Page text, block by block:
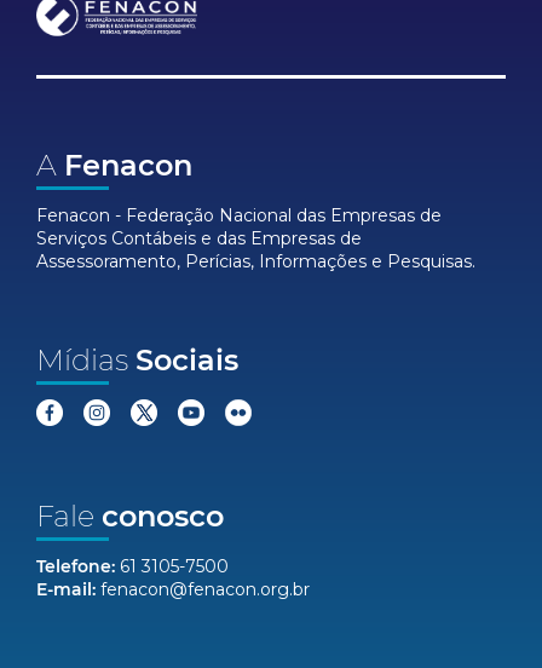
A Fenacon
Fenacon - Federação Nacional das Empresas de
Serviços Contábeis e das Empresas de
Assessoramento, Perícias, Informações e Pesquisas.
Mídias Sociais
Fale conosco
Telefone: 61 3105-7500
E-mail: fenacon@fenacon.org.br